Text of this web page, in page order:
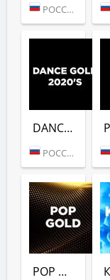
РОССИЯ (МОСКВА)
DANCE GOLD 2020S (DFM)
РОССИЯ (МОСКВА)
POP GOLD 1990S (DFM)